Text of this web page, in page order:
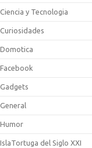
Ciencia y Tecnologia
Curiosidades
Domotica
Facebook
Gadgets
General
Humor
IslaTortuga del Siglo XXI